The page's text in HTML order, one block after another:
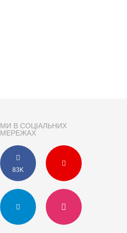
МИ В СОЦІАЛЬНИХ
МЕРЕЖАХ
83K